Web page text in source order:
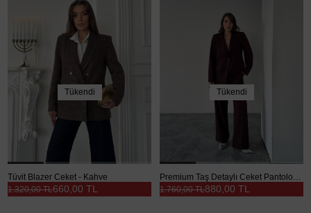
Tükendi
Tüvit Blazer Ceket - Kahve
660,00 TL
1.320,00 TL
Tükendi
880,00 TL
1.760,00 TL